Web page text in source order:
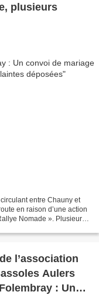
plusieurs
entre Chauny et
en raison d’une action
Nomade ». Plusieurs
l’association
Aulers
: Un